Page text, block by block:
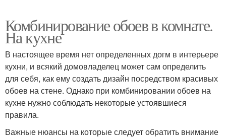
Комбинирование обоев в комнате.
На кухне
В настоящее время нет определенных догм в интерьере
кухни, и всякий домовладелец может сам определить
для себя, как ему создать дизайн посредством красивых
обоев на стене. Однако при комбинировании обоев на
кухне нужно соблюдать некоторые устоявшиеся
правила.
Важные нюансы на которые следует обратить внимание